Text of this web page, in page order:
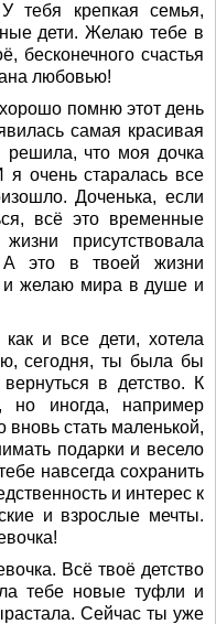
тебя крепкая семья,
дети. Желаю тебе в
бесконечного счастья
любовью!
помню этот день
самая красивая
решила, что моя дочка
я очень старалась все
Доченька, если
всё это временные
присутствовала
А это в твоей жизни
и желаю мира в душе и
и все дети, хотела
сегодня, ты была бы
в детство. К
но иногда, например
стать маленькой,
подарки и весело
навсегда сохранить
и интерес к
и взрослые мечты.
Всё твоё детство
тебе новые туфли и
Сейчас ты уже